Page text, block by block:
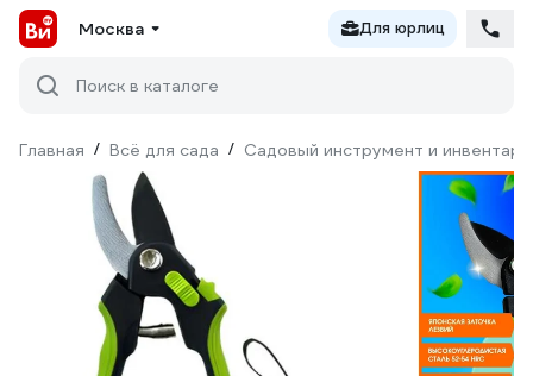
Москва Для юрлиц
Поиск в каталоге
Главная / Всё для сада / Садовый инструмент и инвентарь